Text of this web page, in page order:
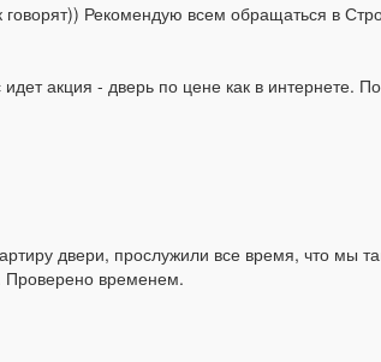
говорят)) Рекомендую всем обращаться в
акция - дверь по цене как в интернете.
двери, прослужили все время, что мы
Проверено временем.